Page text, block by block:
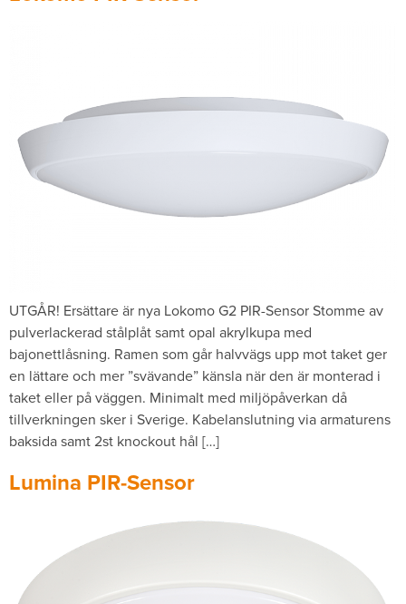
UTGÅR! Ersättare är nya Lokomo G2 PIR-Sensor Stomme av
pulverlackerad stålplåt samt opal akrylkupa med
bajonettlåsning. Ramen som går halvvägs upp mot taket ger
en lättare och mer ”svävande” känsla när den är monterad i
taket eller på väggen. Minimalt med miljöpåverkan då
tillverkningen sker i Sverige. Kabelanslutning via armaturens
baksida samt 2st knockout hål […]
Lumina PIR-Sensor